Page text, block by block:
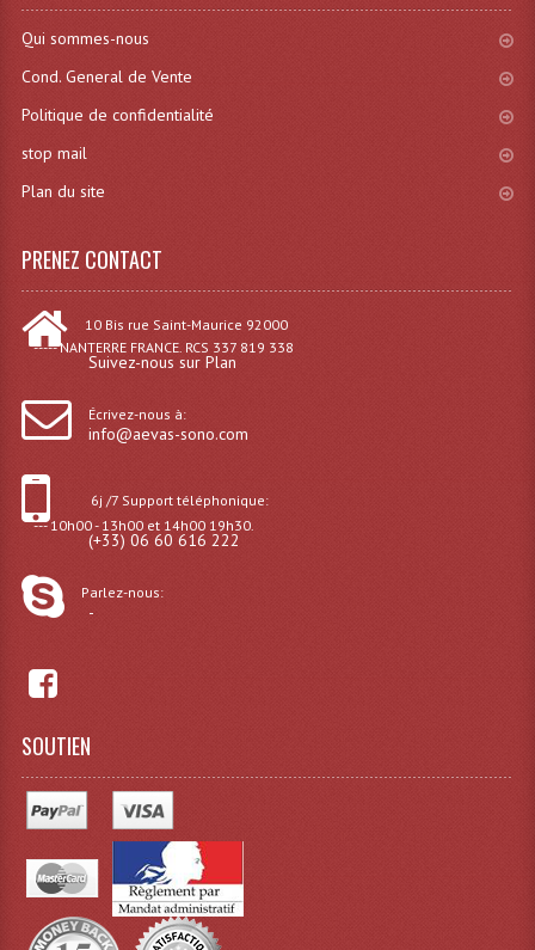
Flight Case Plasma Et Écran LCD
Flight Cases Platine Disque. Lecteurs CD
Malle Flight Multi-Usage
Rack 19" Standard Betonex
Rack 19" STYLE VSR (capot En L)
Machines À Effets Fumées, Mousses, Liquid
Machines À Fumées
Effets Projection Et Jet De CO2
Qui sommes-nous
Cond. General de Vente
Politique de confidentialité
stop mail
Plan du site
PRENEZ CONTACT
10 Bis rue Saint-Maurice 92000
----- NANTERRE FRANCE. RCS 337 819 338
Suivez-nous sur Plan
Écrivez-nous à:
info@aevas-sono.com
6j /7 Support téléphonique:
--- 10h00 - 13h00 et 14h00 19h30.
(+33) 06 60 616 222
Parlez-nous:
-
SOUTIEN